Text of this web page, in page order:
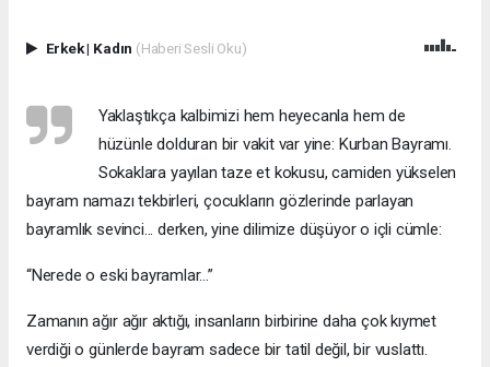
Erkek| Kadın (Haberi Sesli Oku)
Yaklaştıkça kalbimizi hem heyecanla hem de
hüzünle dolduran bir vakit var yine: Kurban Bayramı.
Sokaklara yayılan taze et kokusu, camiden yükselen
bayram namazı tekbirleri, çocukların gözlerinde parlayan
bayramlık sevinci... derken, yine dilimize düşüyor o içli cümle:
“Nerede o eski bayramlar…”
Zamanın ağır ağır aktığı, insanların birbirine daha çok kıymet
verdiği o günlerde bayram sadece bir tatil değil, bir vuslattı.